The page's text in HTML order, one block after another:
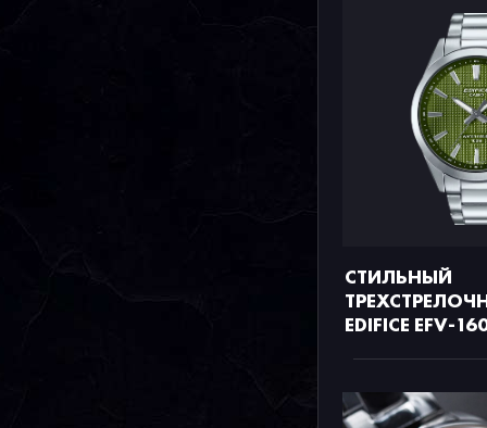
СТИЛЬНЫЙ
EDIFICE EFV-